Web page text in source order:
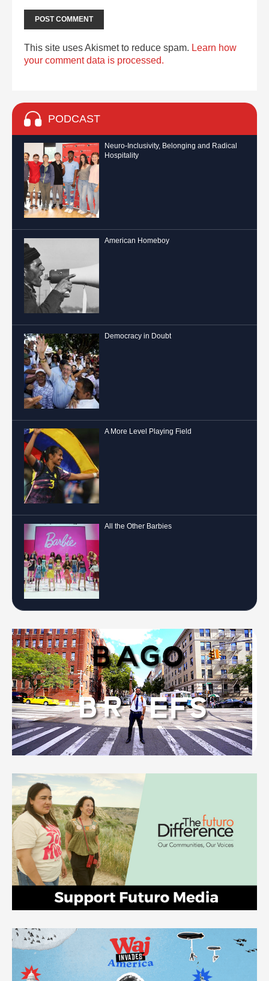
This site uses Akismet to reduce spam. Learn how
your comment data is processed.
PODCAST
Neuro-Inclusivity, Belonging and Radical
Hospitality
American Homeboy
Democracy in Doubt
A More Level Playing Field
All the Other Barbies